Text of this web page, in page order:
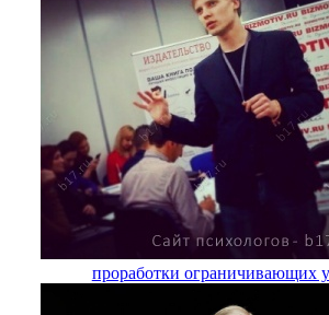
проработки ограничивающих